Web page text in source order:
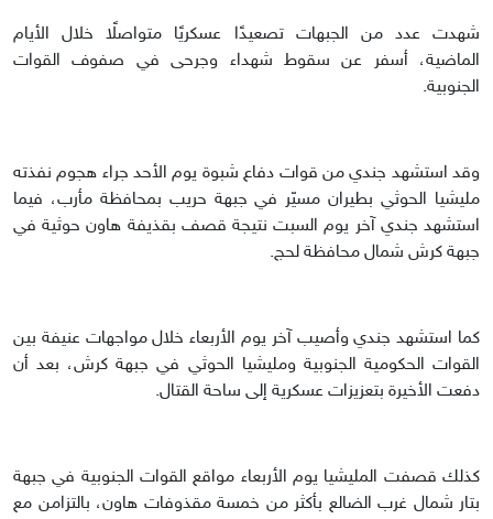
شهدت عدد من الجبهات تصعيدًا عسكريًا متواصلًا خلال الأيام
الماضية، أسفر عن سقوط شهداء وجرحى في صفوف القوات
الجنوبية.
وقد استشهد جندي من قوات دفاع شبوة يوم الأحد جراء هجوم نفذته
مليشيا الحوثي بطيران مسيّر في جبهة حريب بمحافظة مأرب، فيما
استشهد جندي آخر يوم السبت نتيجة قصف بقذيفة هاون حوثية في
جبهة كرش شمال محافظة لحج.
كما استشهد جندي وأصيب آخر يوم الأربعاء خلال مواجهات عنيفة بين
القوات الحكومية الجنوبية ومليشيا الحوثي في جبهة كرش، بعد أن
دفعت الأخيرة بتعزيزات عسكرية إلى ساحة القتال.
كذلك قصفت المليشيا يوم الأربعاء مواقع القوات الجنوبية في جبهة
بتار شمال غرب الضالع بأكثر من خمسة مقذوفات هاون، بالتزامن مع